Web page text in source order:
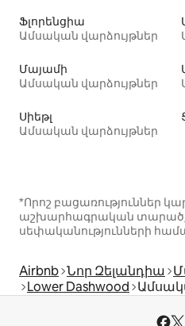
Ֆլորենցիա
Ամսական վարձույթներ
Մայամի
Ամսական վարձույթներ
Սիեթլ
Ամսական վարձույթներ
*Որոշ բացառություններ
աշխարհագրական
սեփականությունների
Airbnb Նոր Զելանդիա
Lower Dashwood